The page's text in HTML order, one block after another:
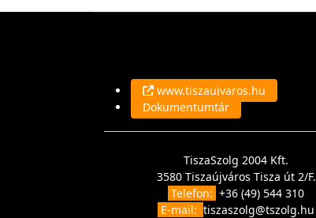
www.tiszaujvaros.hu
Dokumentumtár
TiszaSzolg 2004 Kft.
3580 Tiszaújváros Tisza út 2/F.
Telefon: +36 (49) 544 310
E-mail:tiszaszolg@tszolg.hu